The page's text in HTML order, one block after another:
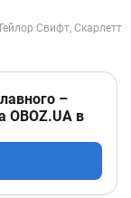
–
OBOZ.UA в